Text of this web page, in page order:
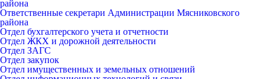
района
Ответственные секретари Администрации Мясниковского
района
Отдел бухгалтерского учета и отчетности
Отдел ЖКХ и дорожной деятельности
Отдел ЗАГС
Отдел закупок
Отдел имущественных и земельных отношений